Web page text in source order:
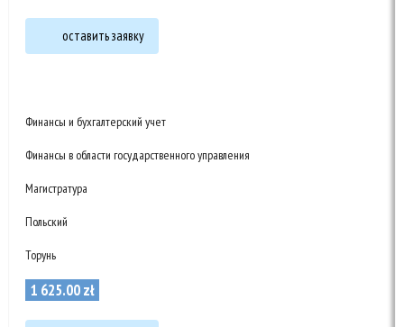
оставить заявку
Финансы и бухгалтерский учет
Финансы в области государственного управления
Магистратура
Польский
Торунь
1 625.00zł